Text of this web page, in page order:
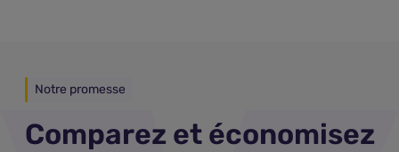
Notre promesse
Comparez et économisez